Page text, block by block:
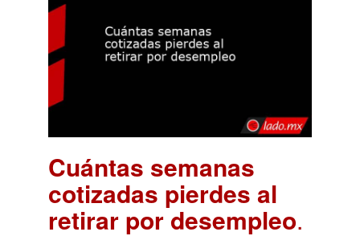
Cuántas semanas
cotizadas pierdes al
retirar por desempleo.